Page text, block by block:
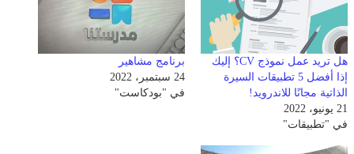
هل تريد عمل نموذج CV؟ إليك
إذا أفضل 5 تطبيقات السيرة
الذاتية مجانًا للاندرويد!
21 يونيو، 2022
في "تطبيقات"
برنامج مشاهير
24 سبتمبر، 2022
في "بودكاست"